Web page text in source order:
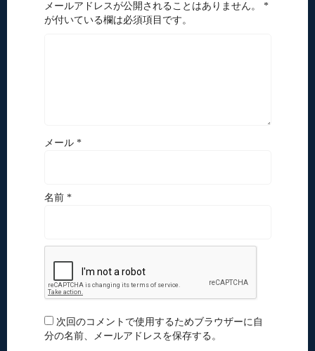
メールアドレスが公開されることはありません。 *
が付いている欄は必須項目です。
メール *
名前 *
次回のコメントで使用するためブラウザーに自
分の名前、メールアドレスを保存する。